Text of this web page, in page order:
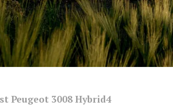
Peugeot 3008 Hybrid4